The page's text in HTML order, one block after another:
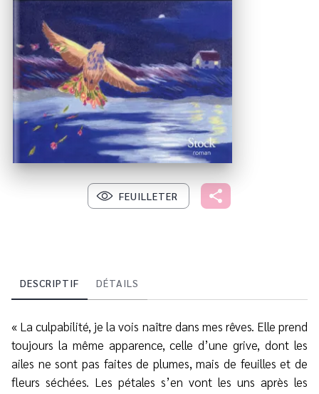
FEUILLETER
DESCRIPTIF DÉTAILS
« La culpabilité, je la vois naître dans mes rêves. Elle prend
toujours la même apparence, celle d’une grive, dont les
ailes ne sont pas faites de plumes, mais de feuilles et de
fleurs séchées. Les pétales s’en vont les uns après les